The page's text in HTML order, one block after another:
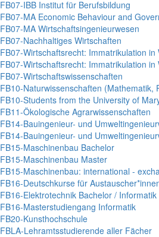
FB07-IBB Institut für Berufsbildung
FB07-MA Economic Behaviour and
FB07-MA Wirtschaftsingenieurwesen
FB07-Nachhaltiges Wirtschaften
FB07-Wirtschaftsrecht: Immatrikulation
FB07-Wirtschaftsrecht: Immatrikulation in
FB07-Wirtschaftswissenschaften
FB10-Naturwissenschaften
FB10-Students from the University of
FB11-Ökologische Agrarwissenschaften
FB14-Bauingenieur- und
FB14-Bauingenieur- und
FB15-Maschinenbau Bachelor
FB15-Maschinenbau Master
FB15-Maschinenbau: international -
FB16-Deutschkurse für
FB16-Elektrotechnik Bachelor /
FB16-Masterstudiengang Informatik
FB20-Kunsthochschule
FBLA-Lehramtsstudierende aller Fächer